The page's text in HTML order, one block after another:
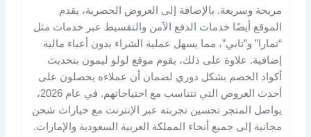
مريحة وسريعة. بالإضافة إلى العروض الحصرية، يقدم
الموقع أيضًا خدمات الدفع الآمن والتقسيط عبر خدمات مثل
“تمارا” و”تابي”، مما يسهل عملية الشراء بدون أعباء مالية
إضافية. علاوة على ذلك، يقوم موقع لولو ليمون بتحديث
أكواد الخصم بشكل دوري لضمان أن عملاءه يحصلون على
أحدث العروض التي تتناسب مع احتياجاتهم. في عام 2026،
يواصل المتجر تحسين تجربته عبر الإنترنت مع خيارات شحن
مجانية إلى جميع أنحاء المملكة العربية السعودية والإمارات​.